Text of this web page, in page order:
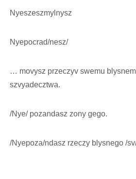
Nyeszeszmylnysz
Nyepocrad/nesz/
… movysz przeczyv swemu
szvyadecztwa.
/Nye/ pozandasz zony gego.
/Nyepoza/ndasz rzeczy blysnego /